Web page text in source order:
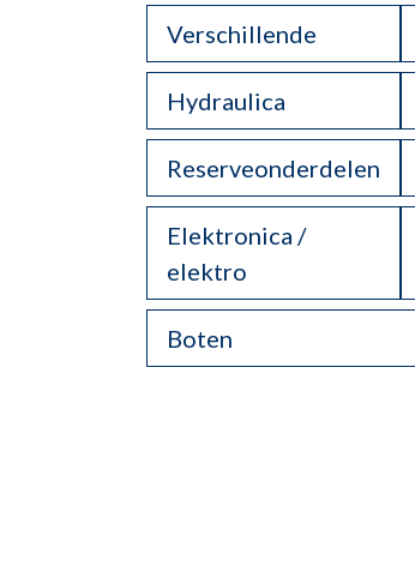
Verschillende
Hydraulica
Reserveonderdelen
Elektronica /
elektro
Boten